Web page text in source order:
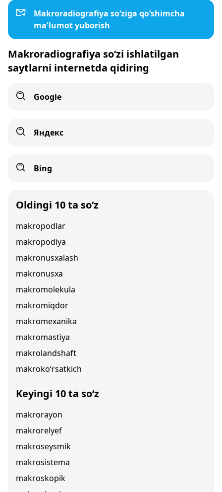
Makroradiografiya so‘ziga qo‘shimcha
ma'lumot yuborish
Makroradiografiya so‘zi ishlatilgan
saytlarni internetda qidiring
Google
Яндекс
Bing
Oldingi 10 ta so‘z
makropodlar
makropodiya
makronusxalash
makronusxa
makromolekula
makromiqdor
makromexanika
makromastiya
makrolandshaft
makroko‘rsatkich
Keyingi 10 ta so‘z
makrorayon
makrorelyef
makroseysmik
makrosistema
makroskopik